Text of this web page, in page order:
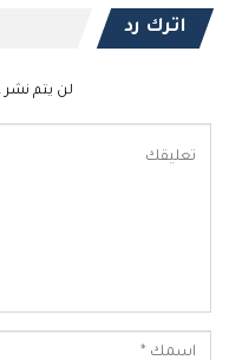
اترك رد
لن يتم نشر